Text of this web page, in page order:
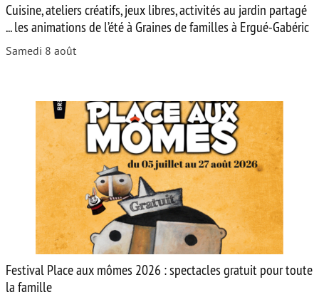
Cuisine, ateliers créatifs, jeux libres, activités au jardin partagé
... les animations de l’été à Graines de familles à Ergué-Gabéric
Samedi 8 août
Festival Place aux mômes 2026 : spectacles gratuit pour toute
la famille